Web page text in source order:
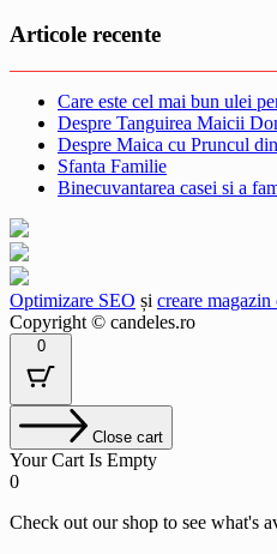
Articole recente
Care este cel mai bun ulei
Despre Tanguirea Maicii
Despre Maica cu Pruncul
Sfanta Familie
Binecuvantarea casei si a
Optimizare SEO și creare
Copyright © candeles.ro
0
Close cart
Your Cart Is Empty
0
Check out our shop to see what's